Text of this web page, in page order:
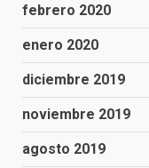
febrero 2020
enero 2020
diciembre 2019
noviembre 2019
agosto 2019